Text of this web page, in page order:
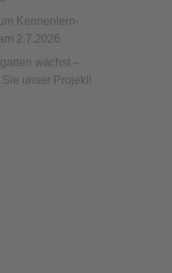
Kennenlern-
2.7.2026
wächst –
unser Projekt!